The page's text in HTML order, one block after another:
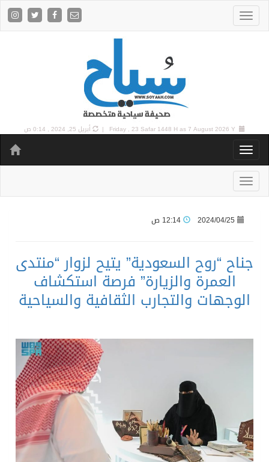
Friday , 23 Safar 1448 H as7 August 2026 Y | أبريل 25, 2024 , 0:14 ص
2024/04/25
جناح “روح السعودية” يتيح لزوار “منتدى
العمرة والزيارة” فرصة استكشاف
الوجهات والتجارب الثقافية والسياحية